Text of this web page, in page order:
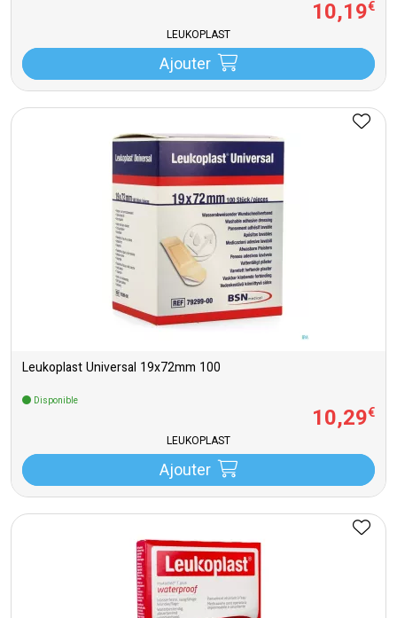
10,19€
LEUKOPLAST
Ajouter
Leukoplast Universal 19x72mm 100
Disponible
10,29€
LEUKOPLAST
Ajouter